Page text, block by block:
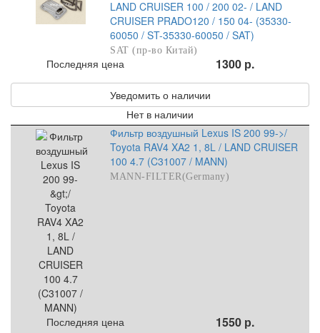
LAND CRUISER 100 / 200 02- / LAND
CRUISER PRADO120 / 150 04- (35330-
60050 / ST-35330-60050 / SAT)
SAT (пр-во Китай)
Последняя цена 1300 р.
Уведомить о наличии
Нет в наличии
Фильтр воздушный Lexus IS 200 99->/
Toyota RAV4 XA2 1, 8L / LAND CRUISER
100 4.7 (C31007 / MANN)
MANN-FILTER(Germany)
Последняя цена 1550 р.